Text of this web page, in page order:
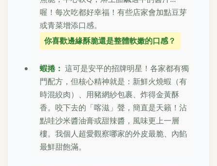
喔！每次吃都好幸福！有些店家會加點豆芽
或青菜增添口感。
你喜歡邊緣酥脆還是整體軟嫩的口感？
蝦捲： 這可是安平的招牌明星！各家都有獨
門配方，但核心精神就是：新鮮火燒蝦（有
時混絞肉）、用豬網紗包裹、炸得金黃酥
香。咬下去的「喀滋」聲，簡直是天籟！沾
點哇沙米醬油膏或甜辣醬，風味更上一層
樓。我個人超愛觀察哪家的外皮最脆、內餡
最鮮甜飽滿。